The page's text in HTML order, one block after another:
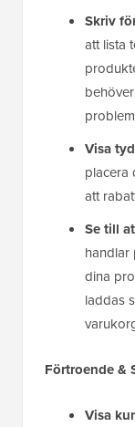
Skriv
att lista
Visa
placera
att
Se till
handlar
dina
laddas
Förtroende &
Visa